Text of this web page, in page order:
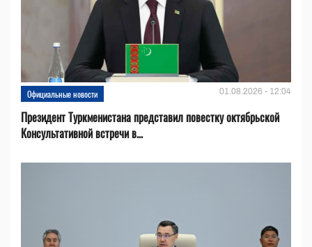
Официальные новости 01.08.2026 - 12:04
Президент Туркменистана представил повестку октябрьской
Консультативной встречи в...